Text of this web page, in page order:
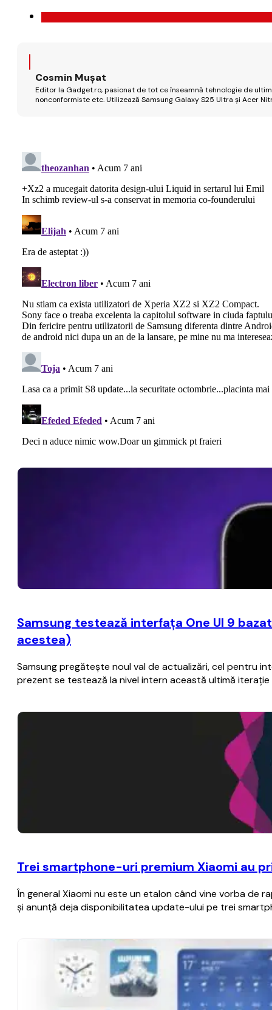
Cosmin Mușat
Editor la Gadget.ro, pasionat de tot ce înseamnă tehnologie de
nonconformiste etc. Utilizează Samsung Galaxy S25 Ultra și Acer
Samsung testează interfaţa One UI 9
acestea)
Samsung pregăteşte noul val de actualizări, cel pentru
prezent se testează la nivel intern această ultimă
Trei smartphone-uri premium Xiaomi au
În general Xiaomi nu este un etalon când vine vorba de
şi anunţă deja disponibilitatea update-ului pe trei